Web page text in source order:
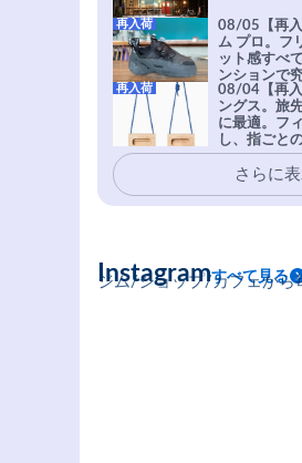
08/05【再入
ム プロ。フ
ット感すべ
ンションで
実現。進化
を凌駕する
安心感。
再入荷
08/04【再入
ングス。旅
に最適。フ
し、指ごと
イマーの指
再入荷
さらに
ジム/ショップ/カフェから
Instagramすべて見る